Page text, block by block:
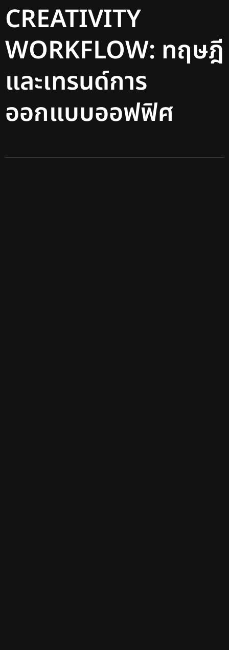
CREATIVITY
WORKFLOW: ทฤษฎี
และเทรนด์การ
ออกแบบออฟฟิศ